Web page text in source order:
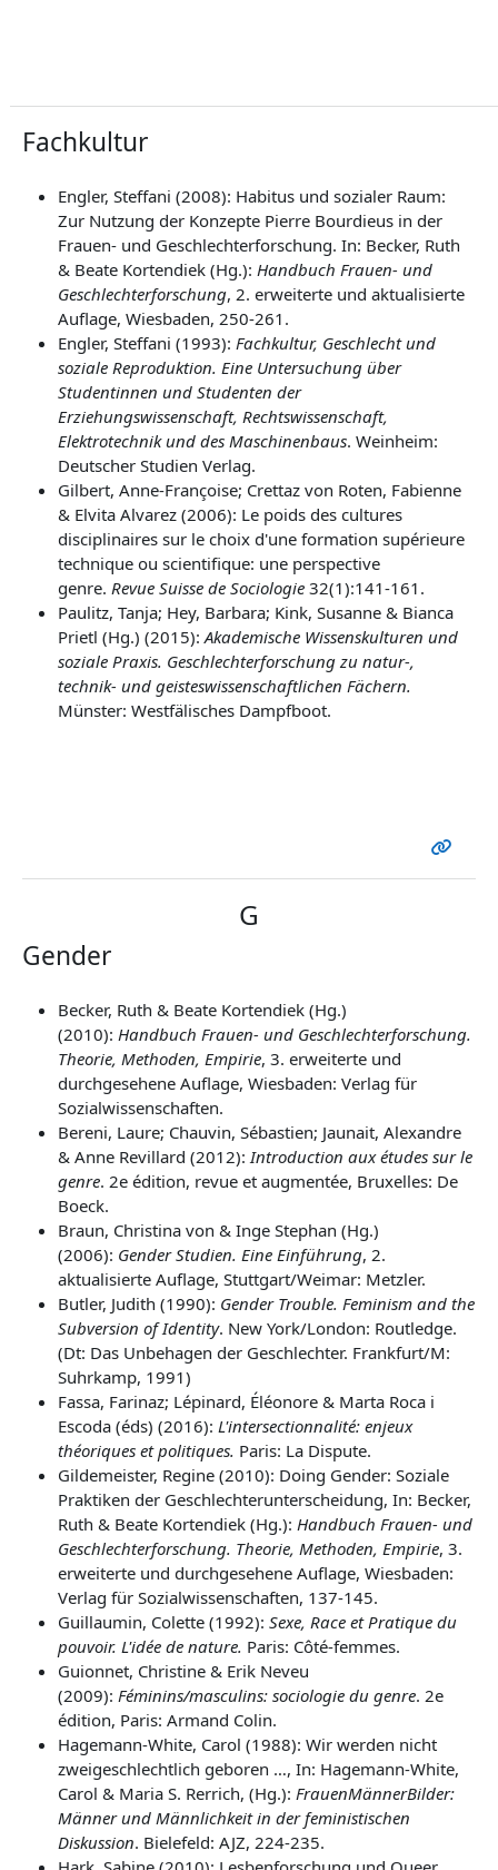
Fachkultur
Engler, Steffani (2008): Habitus und sozialer Raum:
Zur Nutzung der Konzepte Pierre Bourdieus in der
Frauen- und Geschlechterforschung. In: Becker, Ruth
& Beate Kortendiek (Hg.): Handbuch Frauen- und
Geschlechterforschung, 2. erweiterte und aktualisierte
Auflage, Wiesbaden, 250-261.
Engler, Steffani (1993): Fachkultur, Geschlecht und
soziale Reproduktion. Eine Untersuchung über
Studentinnen und Studenten der
Erziehungswissenschaft, Rechtswissenschaft,
Elektrotechnik und des Maschinenbaus. Weinheim:
Deutscher Studien Verlag.
Gilbert, Anne-Françoise; Crettaz von Roten, Fabienne
& Elvita Alvarez (2006): Le poids des cultures
disciplinaires sur le choix d'une formation supérieure
technique ou scientifique: une perspective
genre. Revue Suisse de Sociologie 32(1):141-161.
Paulitz, Tanja; Hey, Barbara; Kink, Susanne & Bianca
Prietl (Hg.) (2015):Akademische Wissenskulturen und
soziale Praxis. Geschlechterforschung zu natur-,
technik- und geisteswissenschaftlichen Fächern.
Münster: Westfälisches Dampfboot.
G
Gender
Becker, Ruth & Beate Kortendiek (Hg.)
(2010): Handbuch Frauen- und Geschlechterforschung.
Theorie, Methoden, Empirie, 3. erweiterte und
durchgesehene Auflage, Wiesbaden: Verlag für
Sozialwissenschaften.
Bereni, Laure; Chauvin, Sébastien; Jaunait, Alexandre
& Anne Revillard (2012):Introduction aux études sur le
genre. 2e édition, revue et augmentée, Bruxelles: De
Boeck.
Braun, Christina von & Inge Stephan (Hg.)
(2006): Gender Studien. Eine Einführung, 2.
aktualisierte Auflage, Stuttgart/Weimar: Metzler.
Butler, Judith (1990): Gender Trouble. Feminism and the
Subversion of Identity. New York/London: Routledge.
(Dt: Das Unbehagen der Geschlechter. Frankfurt/M:
Suhrkamp, 1991)
Fassa, Farinaz; Lépinard, Éléonore & Marta Roca i
Escoda (éds) (2016): L'intersectionnalité: enjeux
théoriques et politiques. Paris: La Dispute.
Gildemeister, Regine (2010): Doing Gender: Soziale
Praktiken der Geschlechterunterscheidung, In: Becker,
Ruth & Beate Kortendiek (Hg.): Handbuch Frauen- und
Geschlechterforschung. Theorie, Methoden, Empirie, 3.
erweiterte und durchgesehene Auflage, Wiesbaden:
Verlag für Sozialwissenschaften, 137-145.
Guillaumin, Colette (1992): Sexe, Race et Pratique du
pouvoir. L'idée de nature. Paris: Côté-femmes.
Guionnet, Christine & Erik Neveu
(2009): Féminins/masculins: sociologie du genre. 2e
édition, Paris: Armand Colin.
Hagemann-White, Carol (1988): Wir werden nicht
zweigeschlechtlich geboren …, In: Hagemann-White,
Carol & Maria S. Rerrich, (Hg.): FrauenMännerBilder:
Männer und Männlichkeit in der feministischen
Diskussion. Bielefeld: AJZ, 224-235.